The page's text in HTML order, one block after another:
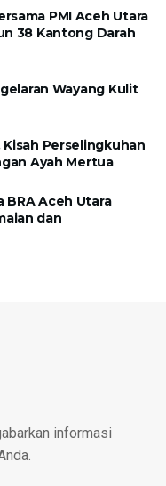
PMI Aceh Utara
38 Kantong Darah
Wayang Kulit
Perselingkuhan
Ayah Mertua
BRA Aceh Utara
dan
informasi